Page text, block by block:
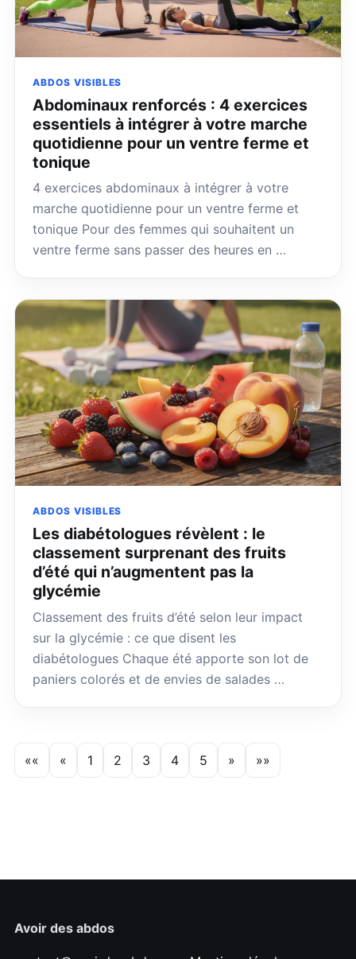
ABDOS VISIBLES
Abdominaux renforcés : 4 exercices
essentiels à intégrer à votre marche
quotidienne pour un ventre ferme et
tonique
4 exercices abdominaux à intégrer à votre
marche quotidienne pour un ventre ferme et
tonique Pour des femmes qui souhaitent un
ventre ferme sans passer des heures en …
ABDOS VISIBLES
Les diabétologues révèlent : le
classement surprenant des fruits
d’été qui n’augmentent pas la
glycémie
Classement des fruits d’été selon leur impact
sur la glycémie : ce que disent les
diabétologues Chaque été apporte son lot de
paniers colorés et de envies de salades …
«« « 1 2 3 4 5 » »»
Avoir des abdos